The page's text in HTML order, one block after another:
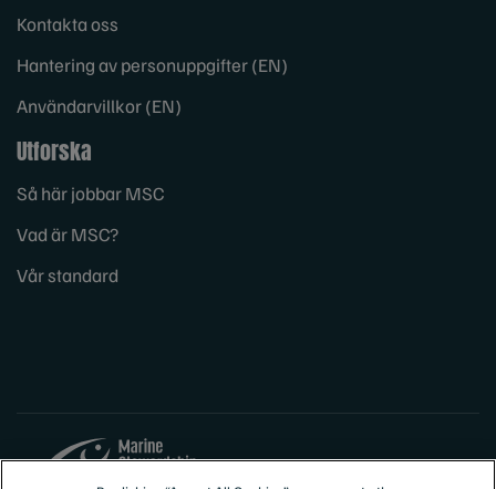
Kontakta oss
Hantering av personuppgifter (EN)
Användarvillkor (EN)
Utforska
Så här jobbar MSC
Vad är MSC?
Vår standard